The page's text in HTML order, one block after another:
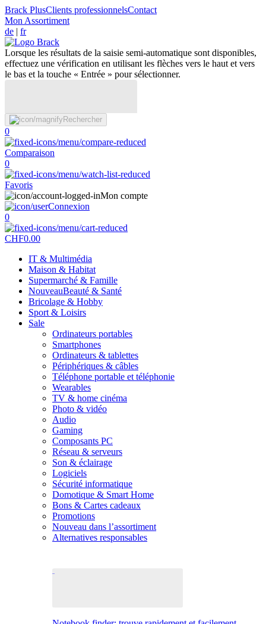
Brack PlusClients professionnelsContact
Mon Assortiment
de | fr
Lorsque les résultats de la saisie semi-automatique sont disponibles,
effectuez une vérification en utilisant les flèches vers le haut et vers
le bas et la touche « Entrée » pour sélectionner.
Rechercher
0
Comparaison
0
Favoris
Mon compte
Connexion
0
CHF0.00
IT & Multimédia
Maison & Habitat
Supermarché & Famille
NouveauBeauté & Santé
Bricolage & Hobby
Sport & Loisirs
Sale
Ordinateurs portables
Smartphones
Ordinateurs & tablettes
Périphériques & câbles
Téléphone portable et téléphonie
Wearables
TV & home cinéma
Photo & vidéo
Audio
Gaming
Composants PC
Réseau & serveurs
Son & éclairage
Logiciels
Sécurité informatique
Domotique & Smart Home
Bons & Cartes cadeaux
Promotions
Nouveau dans l’assortiment
Alternatives responsables